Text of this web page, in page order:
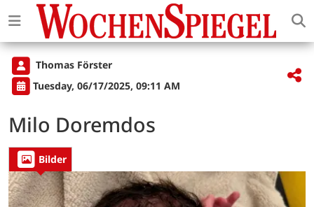
Thomas Förster
Tuesday, 06/17/2025, 09:11 AM
Milo Doremdos
Bilder